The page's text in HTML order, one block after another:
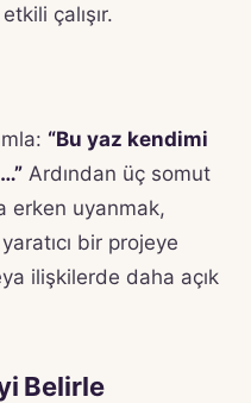
çalışır.
“Bu yaz kendimi
Ardından üç somut
erken uyanmak,
bir projeye
ilişkilerde daha açık
Belirle